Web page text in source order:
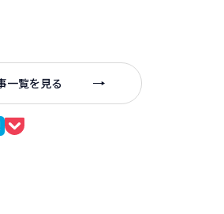
シェア
ア
でシェア
はてなブックマークでシェア
一覧を見る